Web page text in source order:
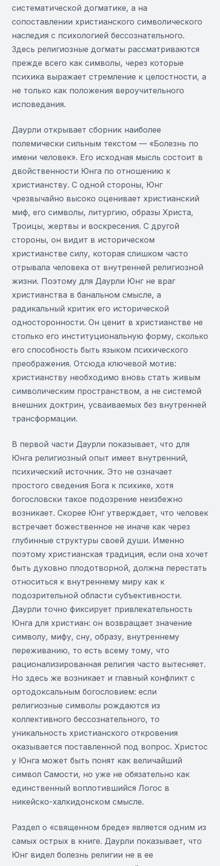
систематической догматике, а на
сопоставлении христианского символического
наследия с психологией бессознательного.
Здесь религиозные догматы рассматриваются
прежде всего как символы, через которые
психика выражает стремление к целостности, а
не только как положения вероучительного
исповедания.
Даурли открывает сборник наиболее
полемически сильным текстом — «Болезнь по
имени человек». Его исходная мысль состоит в
двойственности Юнга по отношению к
христианству. С одной стороны, Юнг
чрезвычайно высоко оценивает христианский
миф, его символы, литургию, образы Христа,
Троицы, жертвы и воскресения. С другой
стороны, он видит в историческом
христианстве силу, которая слишком часто
отрывала человека от внутренней религиозной
жизни. Поэтому для Даурли Юнг не враг
христианства в банальном смысле, а
радикальный критик его исторической
односторонности. Он ценит в христианстве не
столько его институциональную форму, сколько
его способность быть языком психического
преображения. Отсюда ключевой мотив:
христианству необходимо вновь стать живым
символическим пространством, а не системой
внешних доктрин, усваиваемых без внутренней
трансформации.
В первой части Даурли показывает, что для
Юнга религиозный опыт имеет внутренний,
психический источник. Это не означает
простого сведения Бога к психике, хотя
богословски такое подозрение неизбежно
возникает. Скорее Юнг утверждает, что человек
встречает божественное не иначе как через
глубинные структуры своей души. Именно
поэтому христианская традиция, если она хочет
быть духовно плодотворной, должна перестать
относиться к внутреннему миру как к
подозрительной области субъективности.
Даурли точно фиксирует привлекательность
Юнга для христиан: он возвращает значение
символу, мифу, сну, образу, внутреннему
переживанию, то есть всему тому, что
рационализированная религия часто вытесняет.
Но здесь же возникает и главный конфликт с
ортодоксальным богословием: если
религиозные символы рождаются из
коллективного бессознательного, то
уникальность христианского откровения
оказывается поставленной под вопрос. Христос
у Юнга может быть понят как величайший
символ Самости, но уже не обязательно как
единственный воплотившийся Логос в
никейско-халкидонском смысле.
Раздел о «священном бреде» является одним из
самых острых в книге. Даурли показывает, что
Юнг видел болезнь религии не в ее